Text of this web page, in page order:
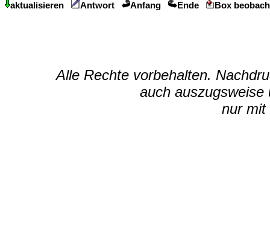
aktualisieren Antwort Anfang Ende Box
Alle Rechte vorbehalten.
auch auszugsweise
nur mit